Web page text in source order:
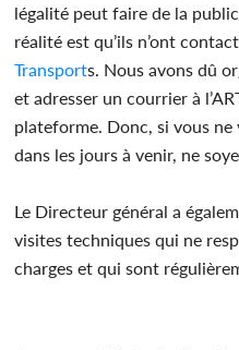
légalité peut faire de la
réalité est qu’ils n’ont
Transports. Nous avons dû
et adresser un courrier à
plateforme. Donc, si vous
dans les jours à venir, ne
Le Directeur général a
visites techniques qui ne
charges et qui sont